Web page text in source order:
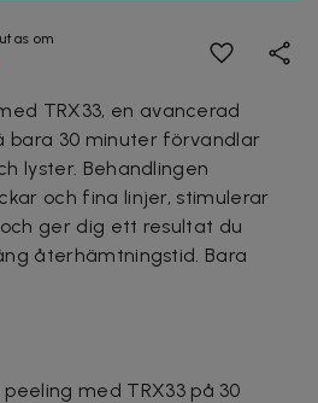
om
TRX33, en avancerad
bara 30 minuter förvandlar
lyster. Behandlingen
och fina linjer, stimulerar
ger dig ett resultat du
återhämtningstid. Bara
med TRX33 på 30